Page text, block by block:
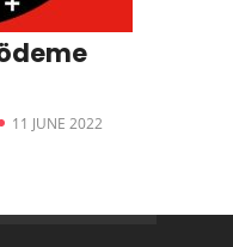
11 JUNE 2022